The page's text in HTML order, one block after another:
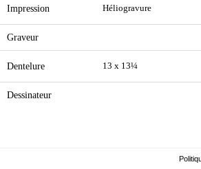
Impression Héliogravure
Graveur
Dentelure 13 x 13¼
Dessinateur